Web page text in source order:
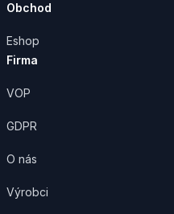
Obchod
Eshop
Firma
VOP
GDPR
O nás
Výrobci